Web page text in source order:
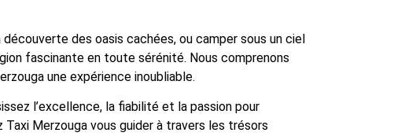
des oasis cachées, ou camper sous un ciel
fascinante en toute sérénité. Nous comprenons
une expérience inoubliable.
l’excellence, la fiabilité et la passion pour
Taxi Merzouga vous guider à travers les trésors